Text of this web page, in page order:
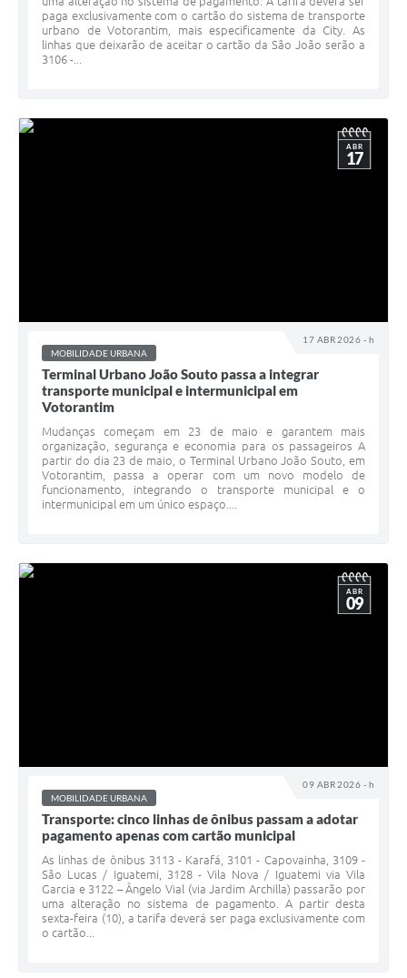
paga exclusivamente com o cartão do sistema de transporte
urbano de Votorantim, mais especificamente da City. As
linhas que deixarão de aceitar o cartão da São João serão a
3106 -...
17 ABR 2026 - h
ABR
17
MOBILIDADE URBANA
Terminal Urbano João Souto passa a integrar
transporte municipal e intermunicipal em
Votorantim
Mudanças começam em 23 de maio e garantem mais
organização, segurança e economia para os passageiros A
partir do dia 23 de maio, o Terminal Urbano João Souto, em
Votorantim, passa a operar com um novo modelo de
funcionamento, integrando o transporte municipal e o
intermunicipal em um único espaço....
09 ABR 2026 - h
ABR
09
MOBILIDADE URBANA
Transporte: cinco linhas de ônibus passam a adotar
pagamento apenas com cartão municipal
As linhas de ônibus 3113 - Karafá, 3101 - Capovainha, 3109 -
São Lucas / Iguatemi, 3128 - Vila Nova / Iguatemi via Vila
Garcia e 3122 – Ângelo Vial (via Jardim Archilla) passarão por
uma alteração no sistema de pagamento. A partir desta
sexta-feira (10), a tarifa deverá ser paga exclusivamente com
o cartão...